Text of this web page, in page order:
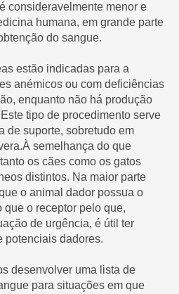
consideravelmente menor e
humana, em grande parte
do sangue.
estão indicadas para a
anémicos ou com deficiências
enquanto não há produção
tipo de procedimento serve
de suporte, sobretudo em
semelhança do que
os cães como os gatos
distintos. Na maior parte
o animal dador possua o
o receptor pelo que,
de urgência, é útil ter
potenciais dadores.
desenvolver uma lista de
para situações em que